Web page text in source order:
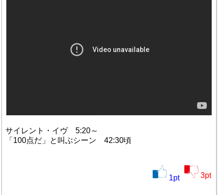
サイレント・イヴ 5:20～
「100点だ」と叫ぶシーン 42:30頃
1pt 3pt